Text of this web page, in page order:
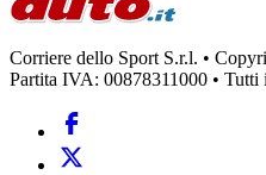
Corriere dello Sport S.r.l. •
Partita IVA: 00878311000 •